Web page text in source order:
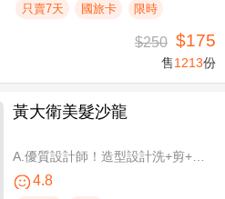
只賣7天 國旅卡 限時
$250 $175
售1213份
黃大衛美髮沙龍
4.8